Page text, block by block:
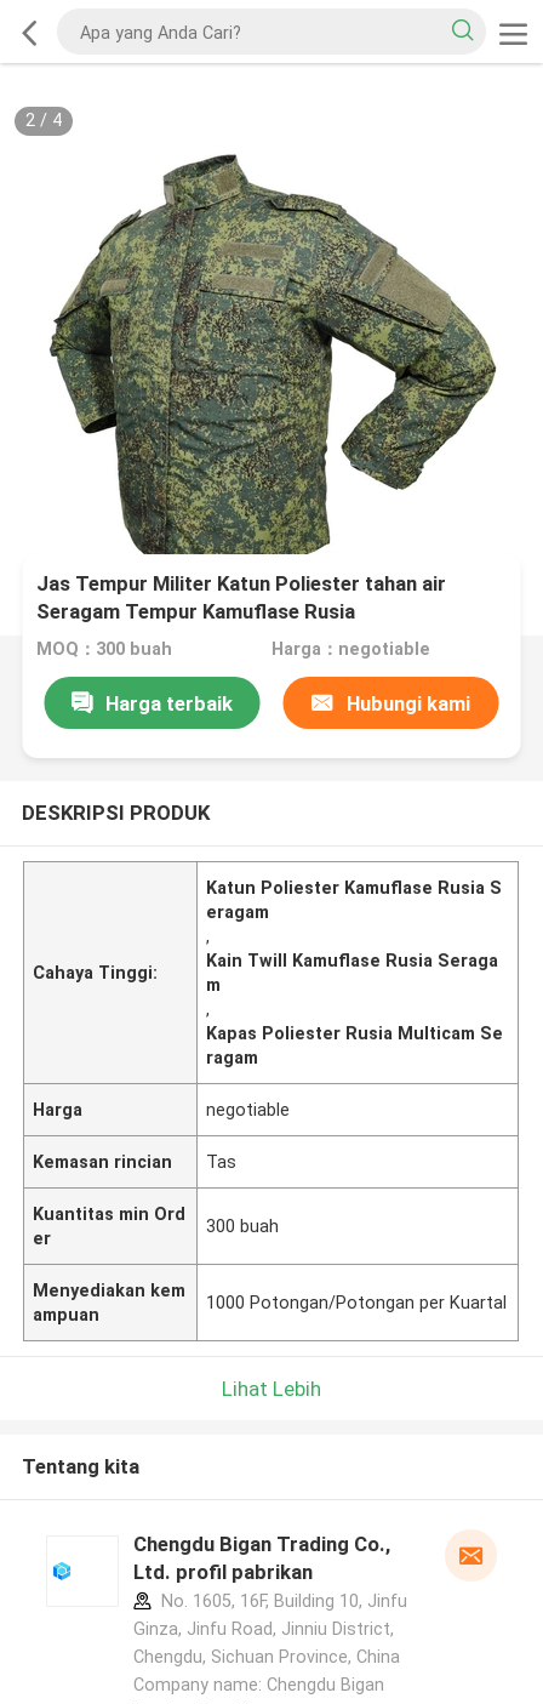
2/ 4
Jas Tempur Militer Katun Poliester tahan air
Seragam Tempur Kamuflase Rusia
MOQ：300 buah Harga：negotiable
Harga terbaik Hubungi kami
DESKRIPSI PRODUK
Cahaya Tinggi:
Katun Poliester Kamuflase Rusia S
eragam
,
Kain Twill Kamuflase Rusia Seraga
m
,
Kapas Poliester Rusia Multicam Se
ragam
Harga negotiable
Kemasan rincian Tas
Kuantitas min Ord
er
300 buah
Menyediakan kem
ampuan
1000 Potongan/Potongan per Kuartal
Lihat Lebih
Tentang kita
Chengdu Bigan Trading Co.,
Ltd. profil pabrikan
No. 1605, 16F, Building 10, Jinfu
Ginza, Jinfu Road, Jinniu District,
Chengdu, Sichuan Province, China
Company name: Chengdu Bigan